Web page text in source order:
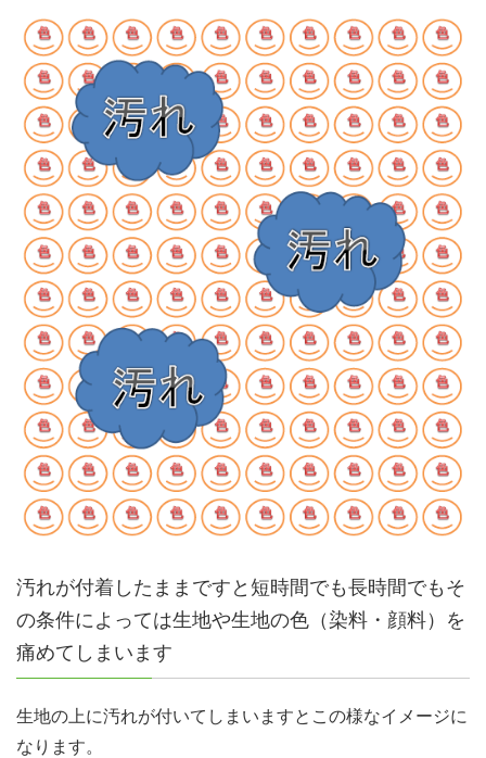
汚れが付着したままですと短時間でも長時間でもそ
の条件によっては生地や生地の色（染料・顔料）を
痛めてしまいます
生地の上に汚れが付いてしまいますとこの様なイメージに
なります。